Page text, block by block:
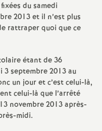
o
a
l
du samedi
2013 et il n’est plus
rattraper quoi que ce
étant de 36
3 septembre 2013 au
un jour et c’est celui-là,
celui-là que l’arrêté
novembre 2013 après-
midi.